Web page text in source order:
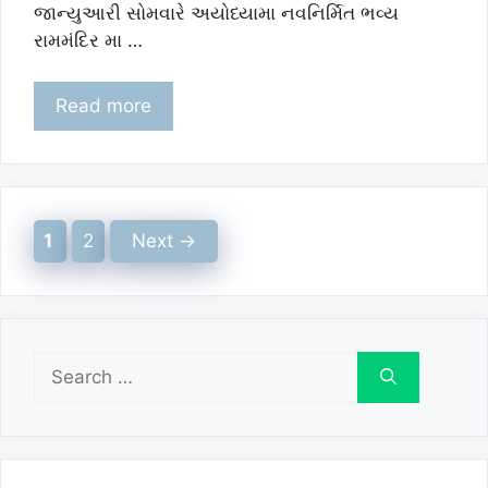
જાન્યુઆરી સોમવારે અયોધ્યામા નવનિર્મિત ભવ્ય
રામમંદિર મા …
Read more
Page
1 Page
2 Next →
Search
for: